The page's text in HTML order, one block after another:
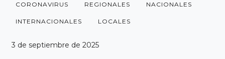
CORONAVIRUS REGIONALES NACIONALES
INTERNACIONALES LOCALES
3 de septiembre de 2025